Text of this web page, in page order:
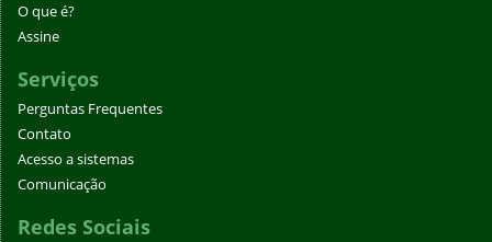
O que é?
Assine
Serviços
Perguntas Frequentes
Contato
Acesso a sistemas
Comunicação
Redes Sociais